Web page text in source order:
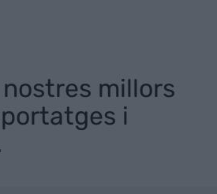
millors
i